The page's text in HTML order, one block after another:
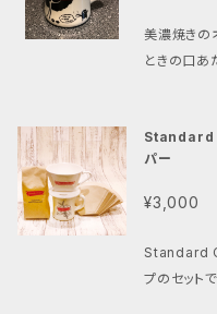
美濃焼きの
ときの口あ
Standard
パー
¥3,000
Standard
プのセッ